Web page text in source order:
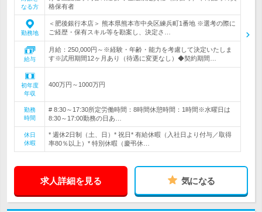
なる方
格保有者
勤務地
＜肥後銀行本店＞ 熊本県熊本市中央区練兵町1番地 ※選考の際に
ご経歴・保有スキル等を勘案し、決定さ…
給与
月給：250,000円～※経験・年齢・能力を考慮して決定いたしま
す※試用期間12ヶ月あり（待遇に変更なし）◆契約期間…
初年度
年収
400万円～1000万円
勤務
時間
# 8:30～17:30所定労働時間：8時間休憩時間：1時間※水曜日は
8:30～17:00勤務の日あ…
休日
休暇
* 週休2日制（土、日）* 祝日* 有給休暇（入社日より付与／取得
率80％以上）* 特別休暇（慶弔休…
求人詳細を見る 気になる